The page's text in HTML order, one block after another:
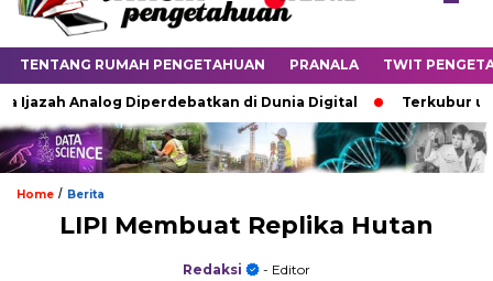
TENTANG RUMAH PENGETAHUAN PRANALA TWIT
Analog Diperdebatkan di Dunia Digital Terkubur
Home / Berita
LIPI Membuat Replika Hutan
Redaksi
- Editor